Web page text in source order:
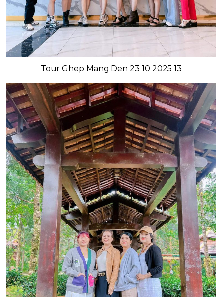
Tour Ghep Mang Den 23 10 2025 13